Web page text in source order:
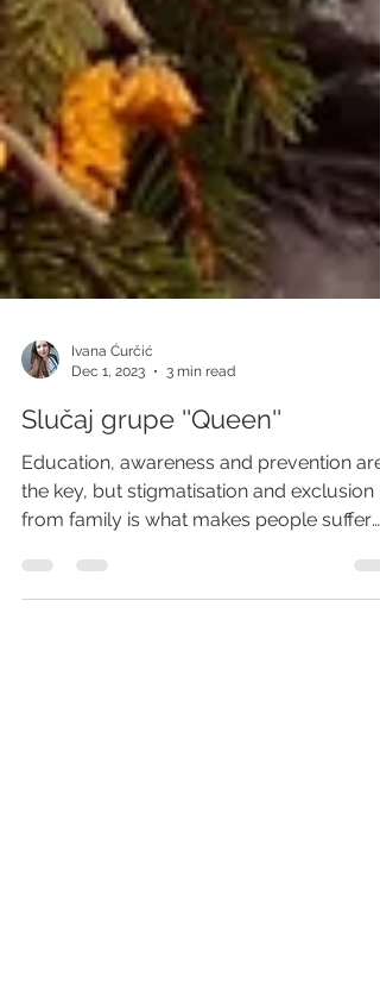
Dec 1, 2023
3 min read
Slučaj grupe ''Queen''
Education, awareness and prevention are
from family is what makes people suffer
most. - Ralph...